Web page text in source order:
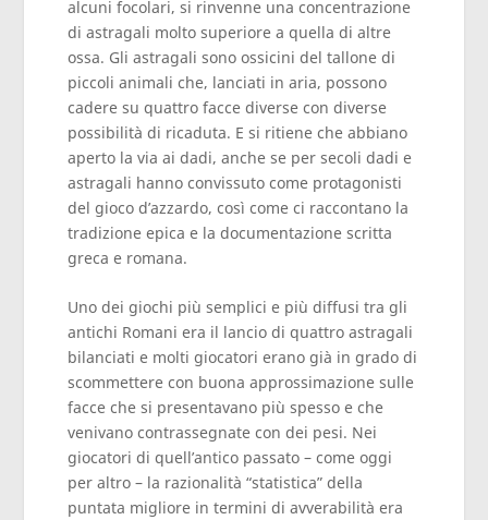
alcuni focolari, si rinvenne una concentrazione
di astragali molto superiore a quella di altre
ossa. Gli astragali sono ossicini del tallone di
piccoli animali che, lanciati in aria, possono
cadere su quattro facce diverse con diverse
possibilità di ricaduta. E si ritiene che abbiano
aperto la via ai dadi, anche se per secoli dadi e
astragali hanno convissuto come protagonisti
del gioco d’azzardo, così come ci raccontano la
tradizione epica e la documentazione scritta
greca e romana.
Uno dei giochi più semplici e più diffusi tra gli
antichi Romani era il lancio di quattro astragali
bilanciati e molti giocatori erano già in grado di
scommettere con buona approssimazione sulle
facce che si presentavano più spesso e che
venivano contrassegnate con dei pesi. Nei
giocatori di quell’antico passato – come oggi
per altro – la razionalità “statistica” della
puntata migliore in termini di avverabilità era